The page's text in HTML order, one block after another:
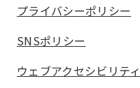
プライバシーポリシー
SNSポリシー
ウェブアクセシビリティ